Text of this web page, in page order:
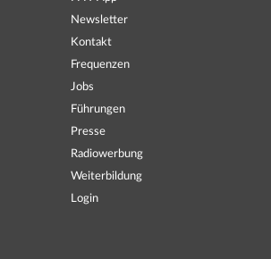
Newsletter
Kontakt
Frequenzen
Jobs
Führungen
Presse
Radiowerbung
Weiterbildung
Login